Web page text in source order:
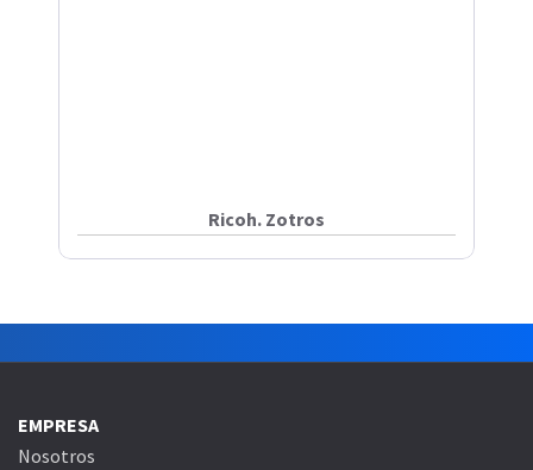
Ricoh. Zotros
EMPRESA
Nosotros